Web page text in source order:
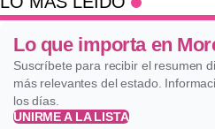
Lo que importa en
Suscríbete para recibir el resumen
más relevantes del estado.
los días.
UNIRME A LA LISTA